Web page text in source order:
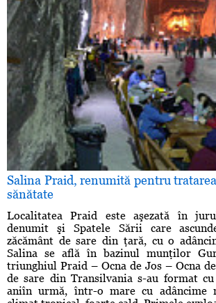
Salina Praid, renumită pentru
sănătate
Localitatea Praid este aşezată în
denumit şi Spatele Sării care
zăcământ de sare din ţară, cu o
Salina se află în bazinul munţilor
triunghiul Praid – Ocna de Jos – Ocna
de sare din Transilvania s-au format
aniîn urmă, într-o mare cu adâncime